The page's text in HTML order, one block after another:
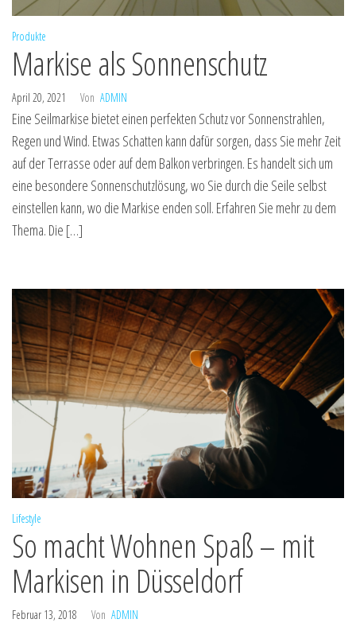
Produkte
Markise als Sonnenschutz
April 20, 2021 Von ADMIN
Eine Seilmarkise bietet einen perfekten Schutz vor Sonnenstrahlen,
Regen und Wind. Etwas Schatten kann dafür sorgen, dass Sie mehr Zeit
auf der Terrasse oder auf dem Balkon verbringen. Es handelt sich um
eine besondere Sonnenschutzlösung, wo Sie durch die Seile selbst
einstellen kann, wo die Markise enden soll. Erfahren Sie mehr zu dem
Thema. Die […]
Lifestyle
So macht Wohnen Spaß – mit
Markisen in Düsseldorf
Februar 13, 2018 Von ADMIN